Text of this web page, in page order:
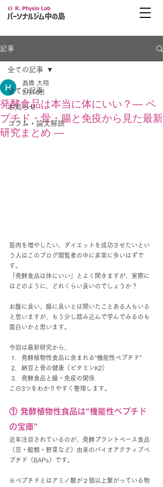
記事
全ての記事
お知らせ
コラム・論文解説
全ての記事
発酵食品は本当に体にいい？― ペ
プチド・骨・腸と免疫から見た最新
研究まとめ ―
髙橋 大翔
2月16日
筋肉を増やしたい、ダイエットを成功させたいとい
う人はこのブログ閲覧者の中に非常に多いはずで
す。
「発酵食品は体にいい」とよく聞きますが、実際に
はどのように、どれくらい良いのでしょうか？
お腹に良い、腸に良いとは聞いたことある人もいる
と思いますが、もう少し踏み込んで学んでみるのも
面白いかと思います。
今回は最新研究から、
発酵植物性食品に含まれる“機能性ペプチド”
納豆と骨の健康（ビタミンK2）
発酵食品と腸・免疫の関係
この3つをわかりやすく整理します。
① 発酵植物性食品は“機能性ペプチド
の宝庫”
近年注目されているのが、発酵プラントベース食品
（豆・穀類・野菜など）由来のバイオアクティブペ
プチド（BAPs）です。
※ペプチドとはアミノ酸が２個以上繋がっている物